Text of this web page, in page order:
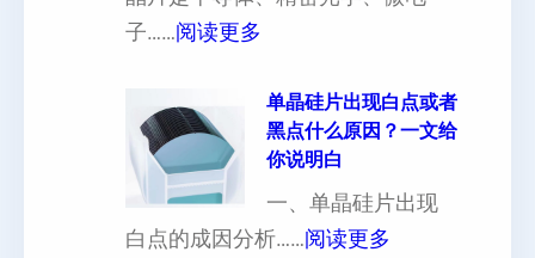
厚
也
子……阅读更多
片
晶
向
各
向
单晶硅片出现白点或者
黑点什么原因？一文给
你说明白
一、单晶硅片出现
白点的成因分析……阅读更多